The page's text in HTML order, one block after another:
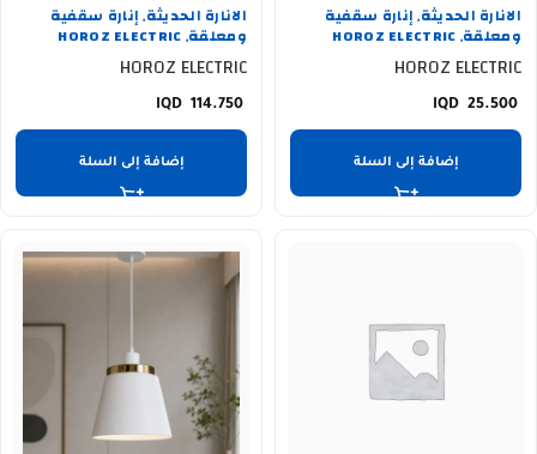
الانارة الحديثة, إنارة سقفية
ومعلقة,
HOROZ ELECTRIC
HOROZ ELECTRIC
25.500
إضافة إلى السلة
الانارة الحديثة, إنارة سقفية
ومعلقة,
HOROZ ELECTRIC
HOROZ ELECTRIC
114.750
إضافة إلى السلة